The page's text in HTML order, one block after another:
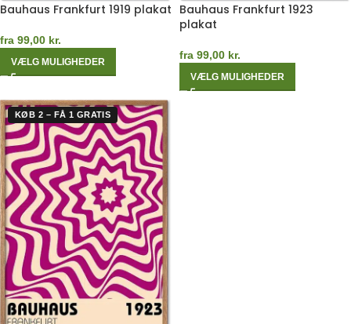
Bauhaus Frankfurt 1919 plakat
fra 99,00 kr.
VÆLG MULIGHEDER
Bauhaus Frankfurt 1923
plakat
fra 99,00 kr.
VÆLG MULIGHEDER
KØB 2 – FÅ 1 GRATIS